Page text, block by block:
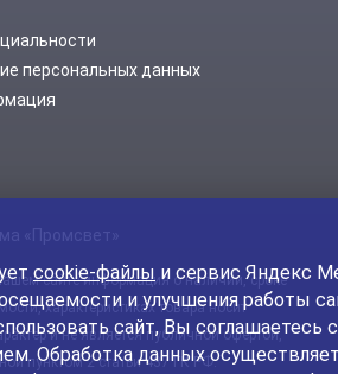
персональных данных
«Промсвет»
сайте информация о наличии, сроке
характеристиках товара носит
и не является публичной офертой,
пунктом 2 статьи 437 ГК РФ.
cookie-файлы и сервис Яндекс
и улучшения работы
сайт, Вы соглашаетесь
Обработка данных